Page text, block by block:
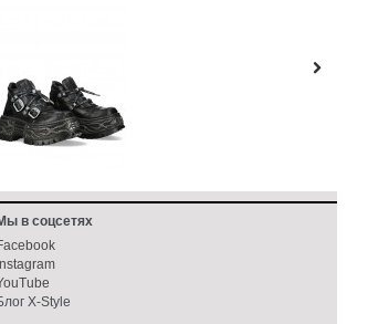
в соцсетях
Instagram
X-Style